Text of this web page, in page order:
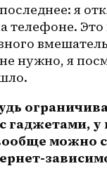
я
телефоне. Это
нужно, я
гаджетами, у
можно